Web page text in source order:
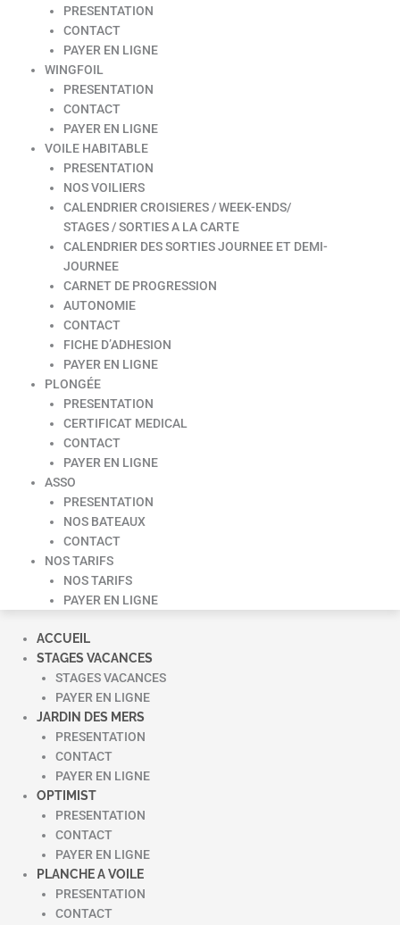
PRESENTATION
CONTACT
PAYER EN LIGNE
WINGFOIL
PRESENTATION
CONTACT
PAYER EN LIGNE
VOILE HABITABLE
PRESENTATION
NOS VOILIERS
CALENDRIER CROISIERES / WEEK-ENDS/
STAGES / SORTIES A LA CARTE
CALENDRIER DES SORTIES JOURNEE ET DEMI-
JOURNEE
CARNET DE PROGRESSION
AUTONOMIE
CONTACT
FICHE D’ADHESION
PAYER EN LIGNE
PLONGÉE
PRESENTATION
CERTIFICAT MEDICAL
CONTACT
PAYER EN LIGNE
ASSO
PRESENTATION
NOS BATEAUX
CONTACT
NOS TARIFS
NOS TARIFS
PAYER EN LIGNE
ACCUEIL
STAGES VACANCES
STAGES VACANCES
PAYER EN LIGNE
JARDIN DES MERS
PRESENTATION
CONTACT
PAYER EN LIGNE
OPTIMIST
PRESENTATION
CONTACT
PAYER EN LIGNE
PLANCHE A VOILE
PRESENTATION
CONTACT